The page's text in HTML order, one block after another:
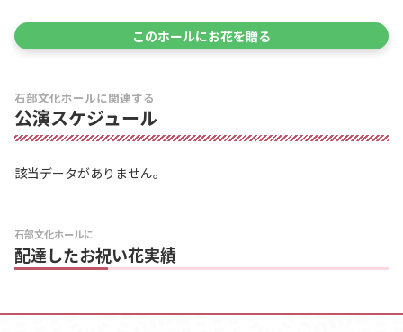
このホールにお花を贈る
石部文化ホールに関連する
公演スケジュール
該当データがありません。
石部文化ホールに
配達したお祝い花実績